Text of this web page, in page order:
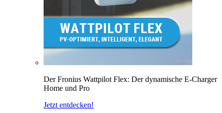
Der Fronius Wattpilot Flex: Der dynamische E-Charger
Home und Pro
Jetzt entdecken!